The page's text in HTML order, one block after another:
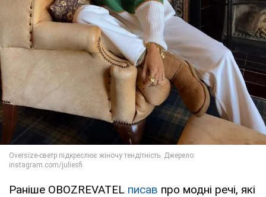
Раніше OBOZREVATEL писав про модні речі, які